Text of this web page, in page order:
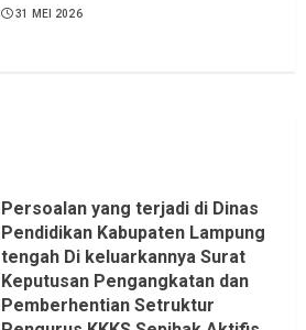
31 MEI 2026
Persoalan yang terjadi di Dinas
Pendidikan Kabupaten Lampung
tengah Di keluarkannya Surat
Keputusan Pengangkatan dan
Pemberhentian Setruktur